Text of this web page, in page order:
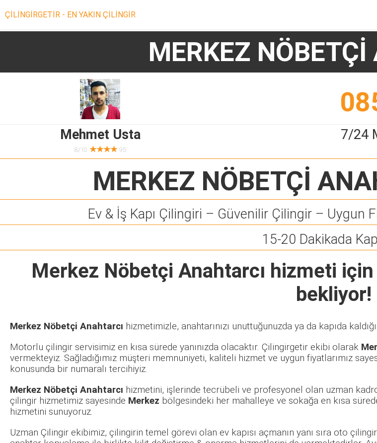
ÇİLİNGİRGETİR - EN YAKIN ÇİLİNGİR
MERKEZ
Mehmet Usta
8/10 ★★★★ 95
7/24
MERKEZ NÖBETÇİ
Ev & İş Kapı Çilingiri – Güvenilir Çilingir – Uygun
15-20 Dakikada
Merkez Nöbetçi Anahtarcı hizmeti
bekliyor!
Merkez Nöbetçi Anahtarcı hizmetimizle, anahtarınızı unuttuğunuzda ya da kapıda
Motorlu çilingir servisimiz en kısa sürede yanınızda olacaktır. Çilingirgetir ekibi olarak
vermekteyiz. Sağladığımız müşteri memnuniyeti, kaliteli hizmet ve uygun fiyatlarımız
konusunda bir numaralı tercihiyiz.
Merkez Nöbetçi Anahtarcı hizmetini, işlerinde tecrübeli ve profesyonel olan uzman
çilingir hizmetimiz sayesinde Merkez bölgesindeki her mahalleye ve sokağa en kısa
hizmetini sunuyoruz.
Uzman Çilingir ekibimiz, çilingirin temel görevi olan ev kapısı açmanın yanı sıra oto